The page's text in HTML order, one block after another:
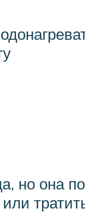
но она